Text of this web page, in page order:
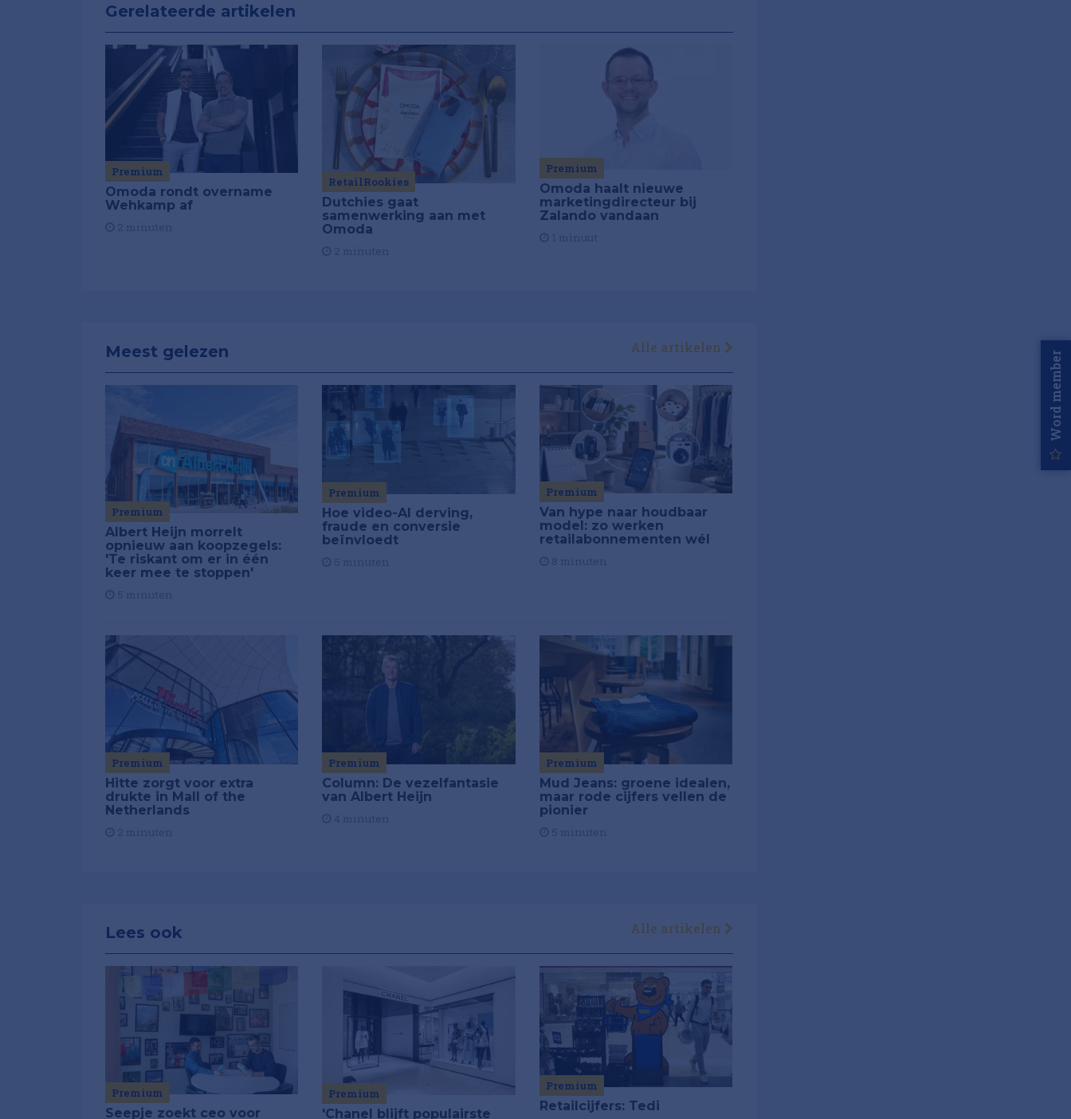
Gerelateerde artikelen
Premium
Omoda rondt overname
Wehkamp af
RetailRookies
Dutchies gaat
samenwerking aan met
Omoda
Premium
Omoda haalt nieuwe
marketingdirecteur bij
Zalando vandaan
Meest gelezen Alle artikelen
Premium
Albert Heijn morrelt
opnieuw aan koopzegels:
'Te riskant om er in één
keer mee te stoppen'
Premium
Hoe video-AI derving,
fraude en conversie
beïnvloedt
Premium
Van hype naar houdbaar
model: zo werken
retailabonnementen wél
Premium
Hitte zorgt voor extra
drukte in Mall of the
Netherlands
Premium
Column: De vezelfantasie
van Albert Heijn
Premium
Mud Jeans: groene idealen,
maar rode cijfers vellen de
pionier
Lees ook Alle artikelen
Premium
Seepje zoekt ceo voor
Premium
'Chanel blijft populairste
Premium
Retailcijfers: Tedi
Word member